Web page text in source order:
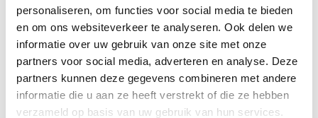
personaliseren, om functies voor social media te bieden
en om ons websiteverkeer te analyseren. Ook delen we
informatie over uw gebruik van onze site met onze
partners voor social media, adverteren en analyse. Deze
partners kunnen deze gegevens combineren met andere
informatie die u aan ze heeft verstrekt of die ze hebben
verzameld op basis van uw gebruik van hun services.
DIAMANTSLIJPSCHIJF, VOOR 3/8"-RDR-KETTING
€215,20